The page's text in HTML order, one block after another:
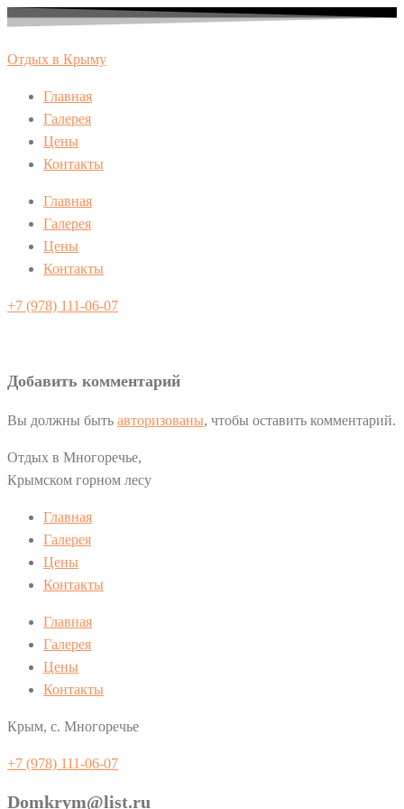
Перейти
содержимому
Отдых в Крыму
Главная
Галерея
Цены
Контакты
Главная
Галерея
Цены
Контакты
+7 (978) 111-06-07
Добавить комментарий
Вы должны быть авторизованы, чтобы оставить комментарий.
Отдых в Многоречье,
Крымском горном лесу
Главная
Галерея
Цены
Контакты
Главная
Галерея
Цены
Контакты
Крым, с. Многоречье
+7 (978) 111-06-07
Domkrym@list.ru